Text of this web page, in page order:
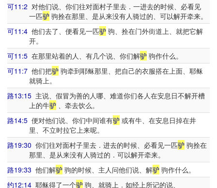
可11:2 对他们说、你们往对面村子里去．一进去的时候、必看见
一匹驴驹拴在那里、是从来没有人骑过的、可以解开牵来。
可11:4 他们去了、便看见一匹驴 驹、拴在门外街道上、就把它解
开。
可11:5 在那里站着的人、有几个说、你们解驴 驹作什么。
可11:7 他们把驴 驹牵到耶稣那里、把自己的衣服搭在上面、耶稣
就骑上。
路13:15 主说、假冒为善的人哪、难道你们各人在安息日不解开槽
上的牛驴、牵去饮么。
路14:5 便对他们说、你们中间谁有驴 或有牛、在安息日掉在井
里、不立时拉它上来呢。
路19:30 你们往对面村子里去．进去的时候、必看见一匹驴 驹拴在
那里、是从来没有人骑过的．可以解开牵来。
路19:33 他们解驴 驹的时候、主人问他们说、解驴 驹作什么。
约12:14 耶稣得了一个驴 驹、就骑上．如经上所记的说、